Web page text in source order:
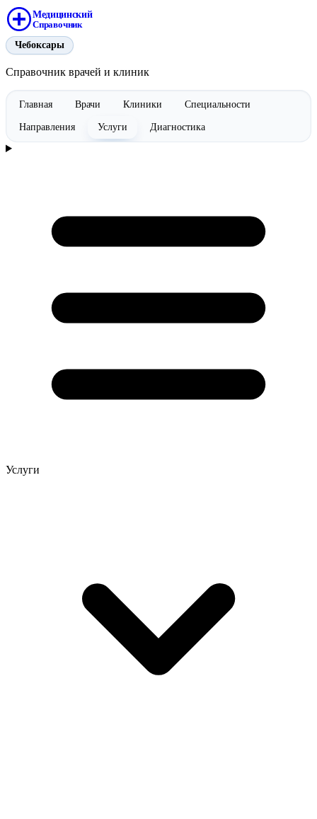
Медицинский
Справочник
Чебоксары
Справочник врачей и клиник
Главная Врачи Клиники Специальности
Направления Услуги Диагностика
Услуги